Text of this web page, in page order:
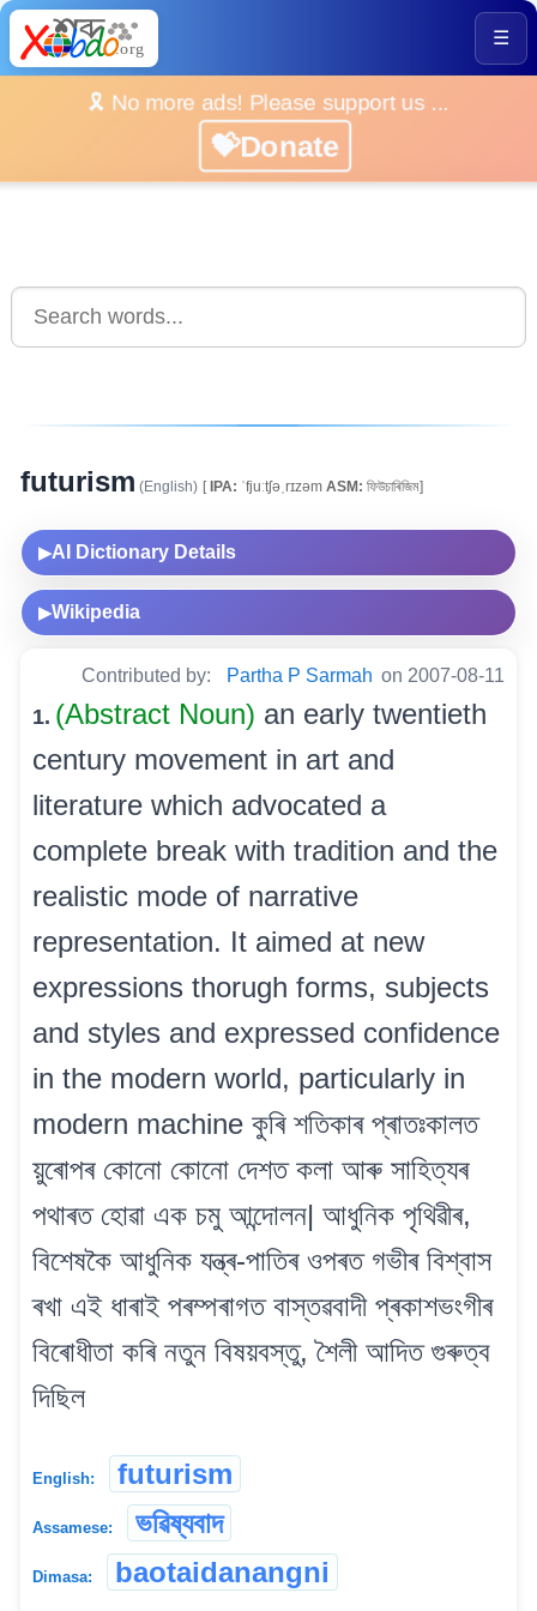
☰
🎗️ No more ads! Please support us ...
💝Donate
futurism (English) [IPA: ˈfjuːtʃəˌrɪzəm ASM: ফিউচাৰিজিম]
▶AI Dictionary Details
▶Wikipedia
Contributed by: Partha P Sarmah on 2007-08-11
1. (Abstract Noun) an early twentieth
century movement in art and
literature which advocated a
complete break with tradition and the
realistic mode of narrative
representation. It aimed at new
expressions thorugh forms, subjects
and styles and expressed confidence
in the modern world, particularly in
modern machine কুৰি শতিকাৰ প্ৰাতঃকালত
য়ুৰোপৰ কোনো কোনো দেশত কলা আৰু সাহিত্যৰ
পথাৰত হোৱা এক চমু আন্দোলন| আধুনিক পৃথিৱীৰ,
বিশেষকৈ আধুনিক যন্ত্ৰ-পাতিৰ ওপৰত গভীৰ বিশ্বাস
ৰখা এই ধাৰাই পৰম্পৰাগত বাস্তৱবাদী প্ৰকাশভংগীৰ
বিৰোধীতা কৰি নতুন বিষয়বস্তু, শৈলী আদিত গুৰুত্ব
দিছিল
English: futurism
Assamese: ভৱিষ্যবাদ
Dimasa: baotaidanangni